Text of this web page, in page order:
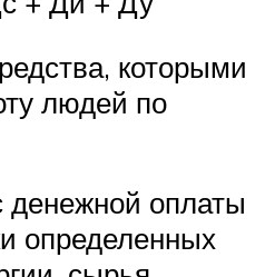
которыми
людей по
денежной оплаты
определенных